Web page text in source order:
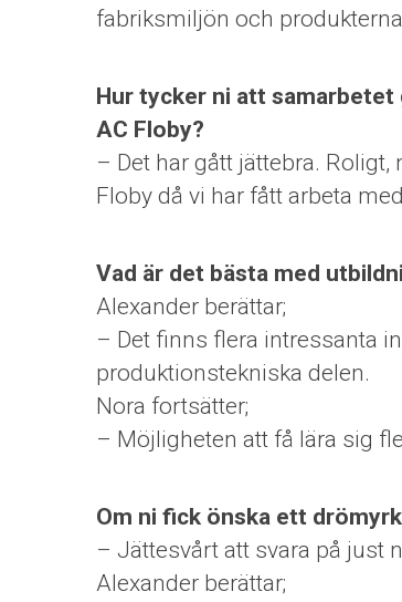
fabriksmiljön och
Hur tycker ni att samarbetet
AC Floby?
– Det har gått jättebra.
Floby då vi har fått arbeta
Vad är det bästa med
Alexander berättar;
– Det finns flera intressanta
produktionstekniska delen.
Nora fortsätter;
– Möjligheten att få lära sig
Om ni fick önska ett
– Jättesvårt att svara på just
Alexander berättar;